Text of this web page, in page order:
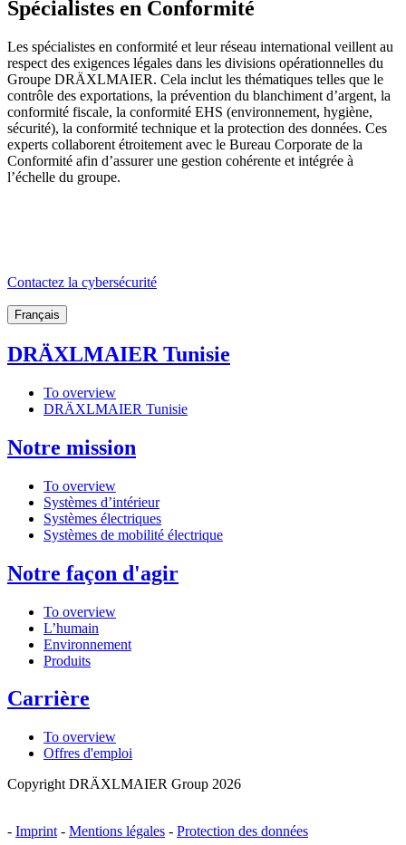
Spécialistes en Conformité
Les spécialistes en conformité et leur réseau international veillent au
respect des exigences légales dans les divisions opérationnelles du
Groupe DRÄXLMAIER. Cela inclut les thématiques telles que le
contrôle des exportations, la prévention du blanchiment d’argent, la
conformité fiscale, la conformité EHS (environnement, hygiène,
sécurité), la conformité technique et la protection des données. Ces
experts collaborent étroitement avec le Bureau Corporate de la
Conformité afin d’assurer une gestion cohérente et intégrée à
l’échelle du groupe.
Contactez la cybersécurité
Français
DRÄXLMAIER Tunisie
To overview
DRÄXLMAIER Tunisie
Notre mission
To overview
Systèmes d’intérieur
Systèmes électriques
Systèmes de mobilité électrique
Notre façon d'agir
To overview
L’humain
Environnement
Produits
Carrière
To overview
Offres d'emploi
Copyright DRÄXLMAIER Group 2026
- Imprint - Mentions légales - Protection des données